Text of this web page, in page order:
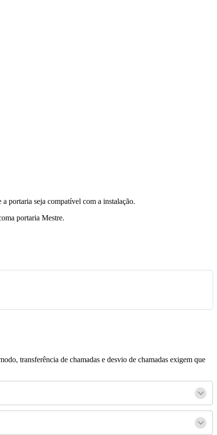
a portaria seja compatível com a instalação.
portaria Mestre.
, transferência de chamadas e desvio de chamadas exigem que